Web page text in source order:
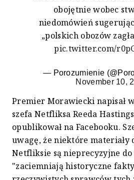
obojętnie wobec
niedomówień
„polskich obozów
pic.twitter.com/
— Porozumienie
November 10,
Premier Morawiecki napisał
szefa Netfliksa Reeda
opublikował na Facebooku.
uwagę, że niektóre materiały
Netfliksie są nieprecyzyjne do
"zaciemniają historyczne